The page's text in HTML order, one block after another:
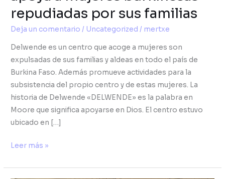
repudiadas por sus familias
Deja un comentario / Uncategorized / mertxe
Delwende es un centro que acoge a mujeres son
expulsadas de sus familias y aldeas en todo el país de
Burkina Faso. Además promueve actividades para la
subsistencia del propio centro y de estas mujeres. La
historia de Delwende «DELWENDE» es la palabra en
Moore que significa apoyarse en Dios. El centro estuvo
ubicado en […]
Leer más »